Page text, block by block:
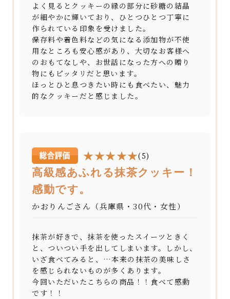
よく見るとクッキーの縁の部分に砂糖の結晶
が細やかに輝いており、ひとつひとつ丁寧に
作られている印象を受けました。
保存料や着色料などの気になる添加物が不使
用なところも安心感があり、大切なお客様へ
のおもてなしや、お世話になった方への贈り
物にもピッタリだと思います。
ほっとひと息つきたい時にも食べたい、魅力
的なクッキーだと感じました。
高級感あふれる抹茶クッキー！
感動です。
かおりんごさん（兵庫県・30代・女性）
(5)
抹茶が好きで、抹茶を使ったスイーツときく
と、ついつい手を出してしまいます。しかし、
いざ食べてみると、…本来の抹茶の美味しさ
を感じられないものが多くあります。
今回いただいたこちらの商品！！食べて感動
です！！